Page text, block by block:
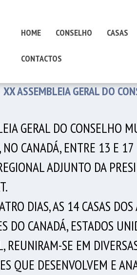
HOME CONSELHO CASAS
CONTACTOS
XX ASSEMBLEIA GERAL DO
GERAL DO CONSELHO
CANADÁ, ENTRE 13 E
ADJUNTO DA
DIAS, AS 14 CASAS
DO CANADÁ, ESTADOS
REUNIRAM-SE EM
QUE DESENVOLVEM E